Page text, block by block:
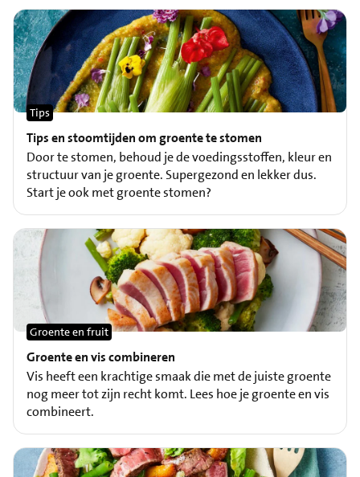
Tips en stoomtijden om groente te stomen
Tips
Door te stomen, behoud je de voedingsstoffen, kleur en
structuur van je groente. Supergezond en lekker dus.
Start je ook met groente stomen?
Groente en vis combineren
Groente en fruit
Vis heeft een krachtige smaak die met de juiste groente
nog meer tot zijn recht komt. Lees hoe je groente en vis
combineert.